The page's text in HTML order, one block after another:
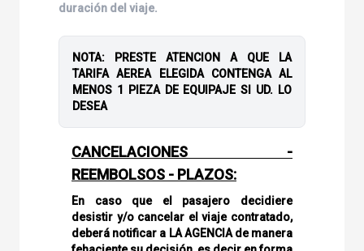
duración del viaje.
NOTA: PRESTE ATENCION A QUE LA
TARIFA AEREA ELEGIDA CONTENGA AL
MENOS 1 PIEZA DE EQUIPAJE SI UD. LO
DESEA
CANCELACIONES -
REEMBOLSOS - PLAZOS:
En caso que el pasajero decidiere
desistir y/o cancelar el viaje contratado,
deberá notificar a LA AGENCIA de manera